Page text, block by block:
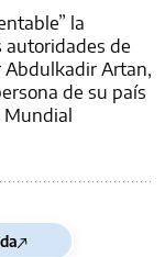
la
autoridades de
Abdulkadir Artan,
de su país
Mundial